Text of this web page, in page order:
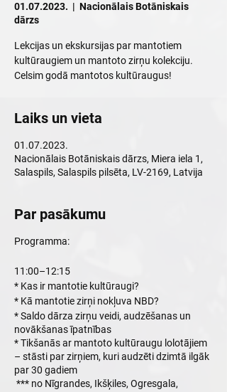
01.07.2023.
  |
Nacionālais Botāniskais
dārzs
Lekcijas un ekskursijas par mantotiem
kultūraugiem un mantoto zirņu kolekciju.
Celsim godā mantotos kultūraugus!
Laiks un vieta
01.07.2023.
Nacionālais Botāniskais dārzs, Miera iela 1,
Salaspils, Salaspils pilsēta, LV-2169, Latvija
Par pasākumu
Programma:
11:00–12:15
* Kas ir mantotie kultūraugi?
* Kā mantotie zirņi nokļuva NBD?
* Saldo dārza zirņu veidi, audzēšanas un
novākšanas īpatnības
* Tikšanās ar mantoto kultūraugu lolotājiem
– stāsti par zirņiem, kuri audzēti dzimtā ilgāk
par 30 gadiem
*** no Nīgrandes, Ikšķiles, Ogresgala,